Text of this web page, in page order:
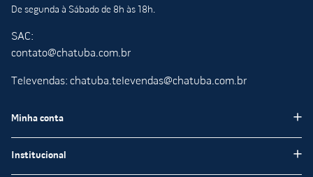
De segunda à Sábado de 8h às 18h.
SAC:
contato@chatuba.com.br
Televendas: chatuba.televendas@chatuba.com.br
Minha conta
Institucional